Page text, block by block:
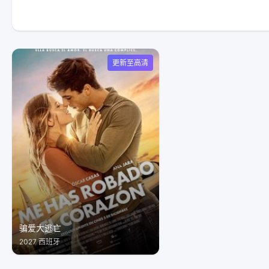
更新至高清
骗爱大逃亡
2027 西班牙